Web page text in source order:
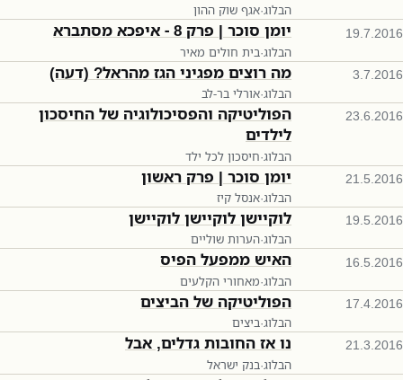
הבלוג·אגף שוק ההון
19.7.2016 יומן סוכר | פרק 8 - איפכא מסתברא
הבלוג·בית חולים מאיר
3.7.2016 מה רוצים מפגיני הגז מהראל? (דעה)
הבלוג·אורלי בר-לב
23.6.2016
הפוליטיקה והפסיכולוגיה של החיסכון
לילדים
הבלוג·חיסכון לכל ילד
21.5.2016 יומן סוכר | פרק ראשון
הבלוג·אנסל קיז
19.5.2016 לוקיישן לוקיישן לוקיישן
הבלוג·הערות שוליים
16.5.2016 האיש ממפעל הפיס
הבלוג·מאחורי הקלעים
17.4.2016 הפוליטיקה של הביצים
הבלוג·ביצים
21.3.2016 נו אז החובות גדלים, אבל
הבלוג·בנק ישראל